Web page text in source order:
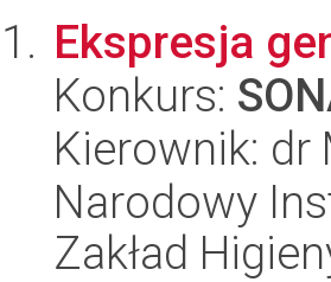
Ekspresja
Konkurs:
Kierownik: dr
Narodowy
Zakład